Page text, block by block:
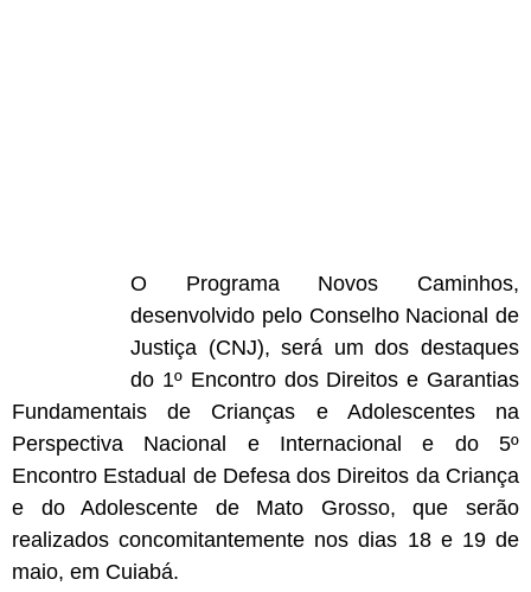
O Programa Novos Caminhos,
desenvolvido pelo Conselho Nacional de
Justiça (CNJ), será um dos destaques
do 1º Encontro dos Direitos e Garantias
Fundamentais de Crianças e Adolescentes na
Perspectiva Nacional e Internacional e do 5º
Encontro Estadual de Defesa dos Direitos da Criança
e do Adolescente de Mato Grosso, que serão
realizados concomitantemente nos dias 18 e 19 de
maio, em Cuiabá.